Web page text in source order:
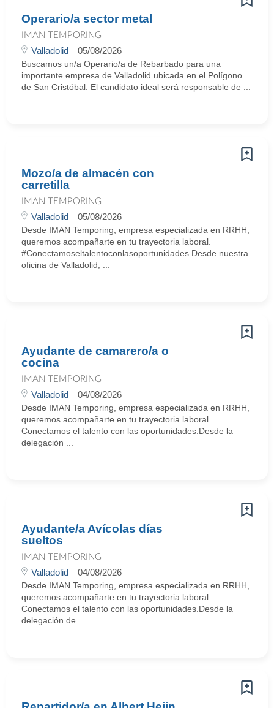
Operario/a sector metal
IMAN TEMPORING
Valladolid 05/08/2026
Buscamos un/a Operario/a de Rebarbado para una
importante empresa de Valladolid ubicada en el Polígono
de San Cristóbal. El candidato ideal será responsable de ...
Mozo/a de almacén con
carretilla
IMAN TEMPORING
Valladolid 05/08/2026
Desde IMAN Temporing, empresa especializada en RRHH,
queremos acompañarte en tu trayectoria laboral.
#Conectamoseltalentoconlasoportunidades Desde nuestra
oficina de Valladolid, ...
Ayudante de camarero/a o
cocina
IMAN TEMPORING
Valladolid 04/08/2026
Desde IMAN Temporing, empresa especializada en RRHH,
queremos acompañarte en tu trayectoria laboral.
Conectamos el talento con las oportunidades.Desde la
delegación ...
Ayudante/a Avícolas días
sueltos
IMAN TEMPORING
Valladolid 04/08/2026
Desde IMAN Temporing, empresa especializada en RRHH,
queremos acompañarte en tu trayectoria laboral.
Conectamos el talento con las oportunidades.Desde la
delegación de ...